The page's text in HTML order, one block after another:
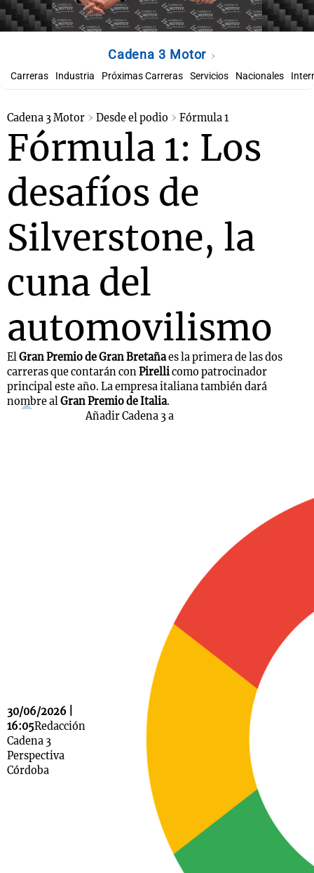
Cadena 3 Motor
Carreras Industria Próximas Carreras Servicios Nacionales
Cadena 3 Motor Desde el podio Fórmula 1
Fórmula 1: Los
desafíos de
Silverstone, la
cuna del
automovilismo
ElGran Premio de Gran Bretañaes la primera de las dos
carreras que contarán conPirellicomo patrocinador
principal este año. La empresa italiana también dará
nombre alGran Premio de Italia.
30/06/2026 |
16:05Redacción
Cadena 3
Perspectiva
Córdoba
Añadir Cadena 3 a
Mundial 2026
La Sole en
Cadena 3